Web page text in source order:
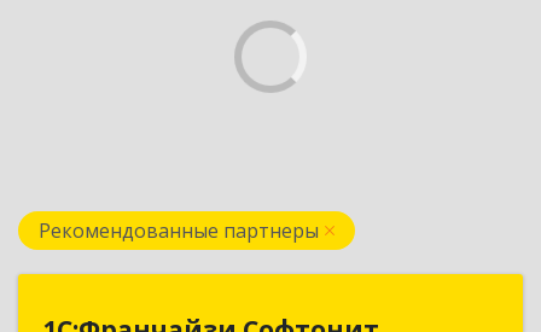
Рекомендованные партнеры
1С:Франчайзи Софтонит